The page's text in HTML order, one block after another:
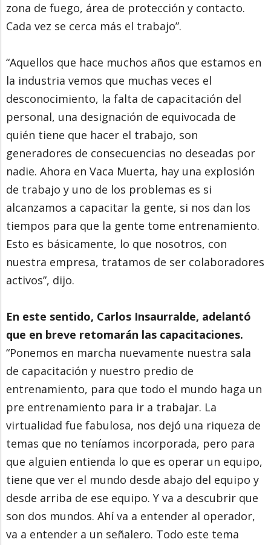
zona de fuego, área de protección y contacto.
Cada vez se cerca más el trabajo”.
“Aquellos que hace muchos años que estamos en
la industria vemos que muchas veces el
desconocimiento, la falta de capacitación del
personal, una designación de equivocada de
quién tiene que hacer el trabajo, son
generadores de consecuencias no deseadas por
nadie. Ahora en Vaca Muerta, hay una explosión
de trabajo y uno de los problemas es si
alcanzamos a capacitar la gente, si nos dan los
tiempos para que la gente tome entrenamiento.
Esto es básicamente, lo que nosotros, con
nuestra empresa, tratamos de ser colaboradores
activos”, dijo.
En este sentido, Carlos Insaurralde, adelantó
que en breve retomarán las capacitaciones.
“Ponemos en marcha nuevamente nuestra sala
de capacitación y nuestro predio de
entrenamiento, para que todo el mundo haga un
pre entrenamiento para ir a trabajar. La
virtualidad fue fabulosa, nos dejó una riqueza de
temas que no teníamos incorporada, pero para
que alguien entienda lo que es operar un equipo,
tiene que ver el mundo desde abajo del equipo y
desde arriba de ese equipo. Y va a descubrir que
son dos mundos. Ahí va a entender al operador,
va a entender a un señalero. Todo este tema